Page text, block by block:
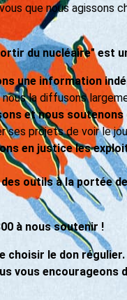
que nous agissons
du nucléaire" est
une information
nous la diffusons
et nous
ses projets de voir le
en justice les
outils à la portée
à nous soutenir !
choisir le don
vous encourageons